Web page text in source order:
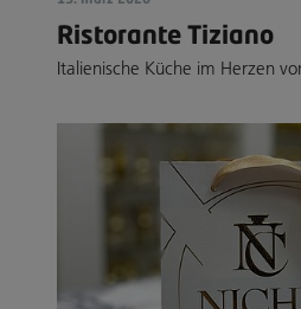
Ristorante Tiziano
Italienische Küche im Herzen